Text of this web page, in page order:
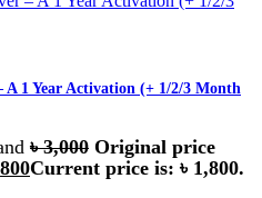
A 1 Year Activation (+ 1/2/3 Month
৳3,000 Original price
Current price is: ৳ 1,800.